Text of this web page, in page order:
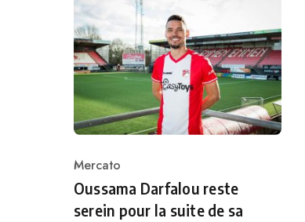
Category
Mercato
Oussama Darfalou reste
serein pour la suite de sa